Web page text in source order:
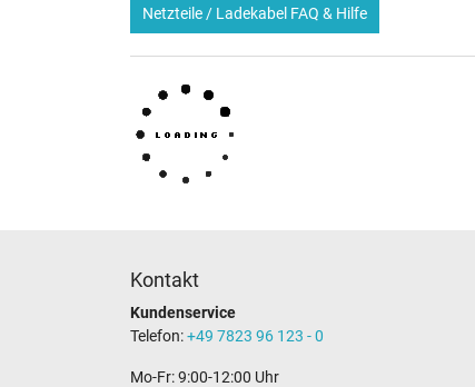
Netzteile / Ladekabel FAQ & Hilfe
Kontakt
Kundenservice
Telefon:+49 7823 96 123 - 0
Mo-Fr: 9:00-12:00 Uhr